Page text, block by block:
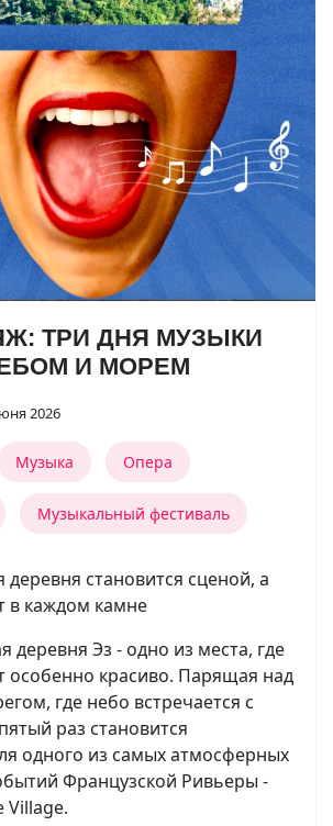
ТРИ ДНЯ МУЗЫКИ
И МОРЕМ
2026
Музыка Опера
Музыкальный фестиваль
деревня становится сценой, а
в каждом камне
деревня Эз - одно из места, где
особенно красиво. Парящая над
где небо встречается с
раз становится
одного из самых атмосферных
Французской Ривьеры -
Village.